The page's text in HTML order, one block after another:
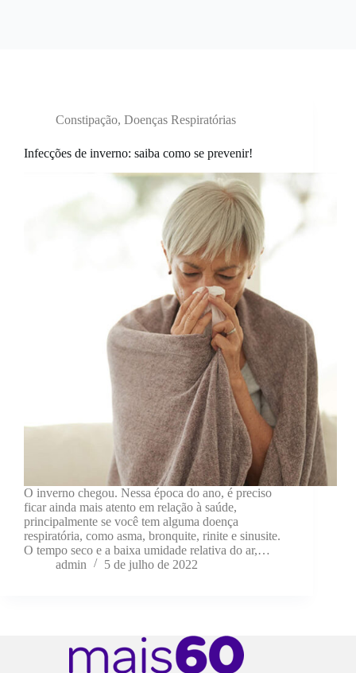
Constipação, Doenças Respiratórias
Infecções de inverno: saiba como se prevenir!
O inverno chegou. Nessa época do ano, é preciso
ficar ainda mais atento em relação à saúde,
principalmente se você tem alguma doença
respiratória, como asma, bronquite, rinite e sinusite.
O tempo seco e a baixa umidade relativa do ar,…
admin
5 de julho de 2022